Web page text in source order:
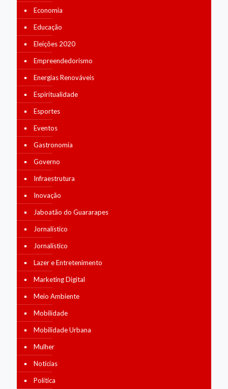
Economia
Educação
Eleições 2020
Empreendedorismo
Energias Renováveis
Espiritualidade
Esportes
Eventos
Gastronomia
Governo
Infraestrutura
Inovação
Jaboatão do Guararapes
Jornalístico
Jornalístico
Lazer e Entretenimento
Marketing Digital
Meio Ambiente
Mobilidade
Mobilidade Urbana
Mulher
Notícias
Política